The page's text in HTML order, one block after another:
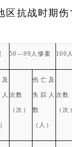
抗战时期伤
50—99 人惨案 100
次数
（次）
伤亡及
失踪人
数
（人）
次数
（次）